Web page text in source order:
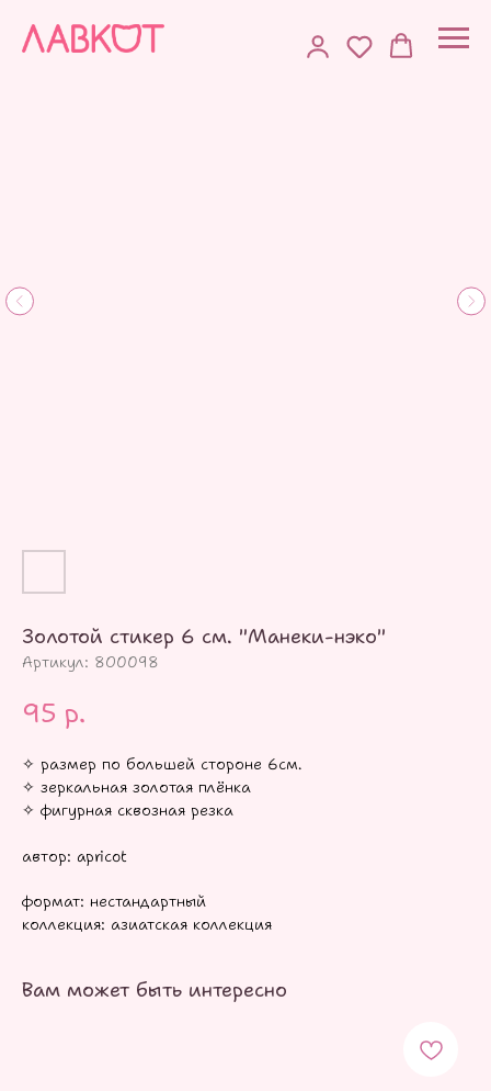
Золотой стикер 6 см. "Манеки-нэко"
Артикул: 800098
95 р.
✧ размер по большей стороне 6см.
✧ зеркальная золотая плёнка
✧ фигурная сквозная резка
автор: apricot
формат: нестандартный
коллекция: азиатская коллекция
Вам может быть интересно